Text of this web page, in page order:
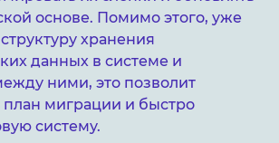
основе. Помимо этого, уже
хранения
данных в системе и
ними, это позволит
миграции и быстро
систему.